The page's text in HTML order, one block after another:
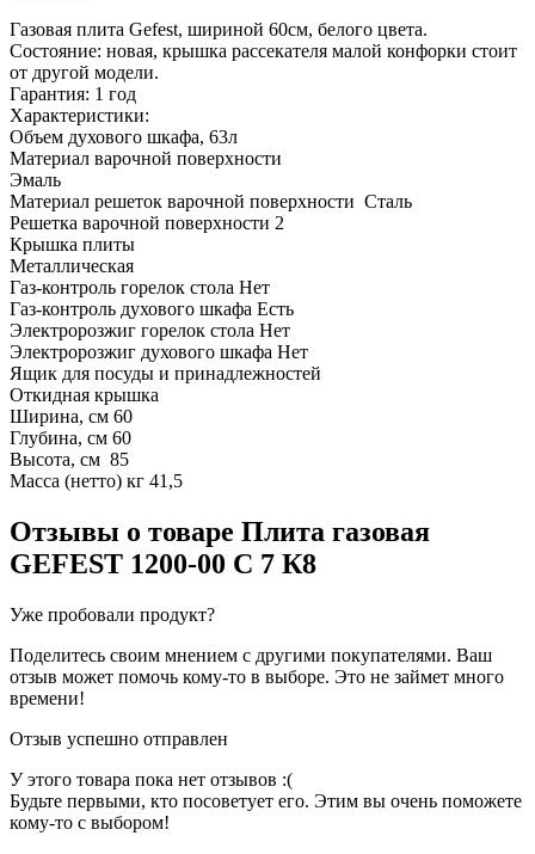
Газовая плита Gefest, шириной 60см, белого цвета.
Состояние: новая, крышка рассекателя малой конфорки стоит
от другой модели.
Гарантия: 1 год
Характеристики:
Объем духового шкафа, 63л
Материал варочной поверхности
Эмаль
Материал решеток варочной поверхности Сталь
Решетка варочной поверхности 2
Крышка плиты
Металлическая
Газ-контроль горелок стола Нет
Газ-контроль духового шкафа Есть
Электророзжиг горелок стола Нет
Электророзжиг духового шкафа Нет
Ящик для посуды и принадлежностей
Откидная крышка
Ширина, см 60
Глубина, см 60
Высота, см 85
Масса (нетто) кг 41,5
Отзывы о товаре Плита газовая
GEFEST 1200-00 С 7 К8
Уже пробовали продукт?
Поделитесь своим мнением с другими покупателями. Ваш
отзыв может помочь кому-то в выборе. Это не займет много
времени!
Отзыв успешно отправлен
У этого товара пока нет отзывов :(
Будьте первыми, кто посоветует его. Этим вы очень поможете
кому-то с выбором!